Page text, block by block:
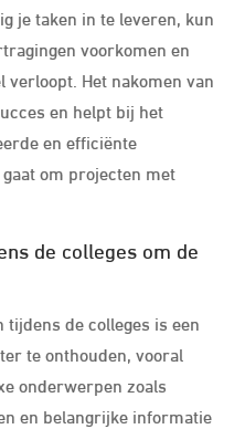
je taken in te leveren, kun
voorkomen en
Het nakomen van
en helpt bij het
en efficiënte
om projecten met
de colleges om de
tijdens de colleges is een
te onthouden, vooral
onderwerpen zoals
en belangrijke informatie